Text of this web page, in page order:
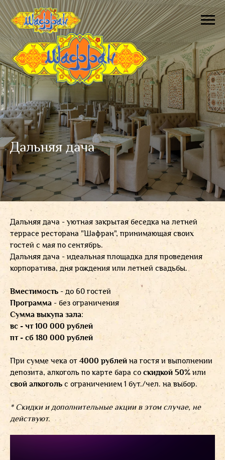
Дальняя дача
Дальняя дача - уютная закрытая беседка на летней
террасе ресторана "Шафран", принимающая своих
гостей с мая по сентябрь.
Дальняя дача - идеальная площадка для проведения
корпоратива, дня рождения или летней свадьбы.
Вместимость - до 60 гостей
Программа - без ограничения
Сумма выкупа зала:
вс - чт 100 000 рублей
пт - сб 180 000 рублей
При сумме чека от 4000 рублей на гостя и выполнении
депозита, алкоголь по карте бара со скидкой 50% или
свой алкоголь с ограничением 1 бут./чел. на выбор.
* Скидки и дополнительные акции в этом случае, не
действуют.